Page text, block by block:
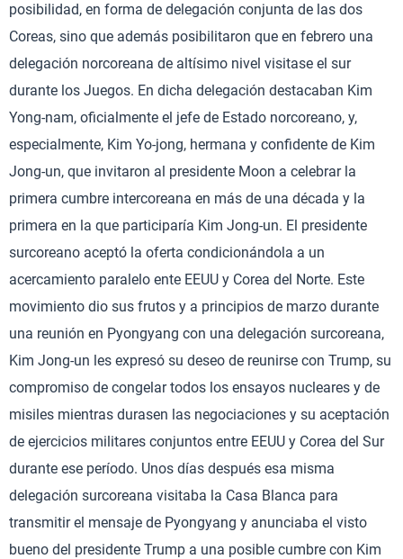
posibilidad, en forma de delegación conjunta de las dos
Coreas, sino que además posibilitaron que en febrero una
delegación norcoreana de altísimo nivel visitase el sur
durante los Juegos. En dicha delegación destacaban Kim
Yong-nam, oficialmente el jefe de Estado norcoreano, y,
especialmente, Kim Yo-jong, hermana y confidente de Kim
Jong-un, que invitaron al presidente Moon a celebrar la
primera cumbre intercoreana en más de una década y la
primera en la que participaría Kim Jong-un. El presidente
surcoreano aceptó la oferta condicionándola a un
acercamiento paralelo ente EEUU y Corea del Norte. Este
movimiento dio sus frutos y a principios de marzo durante
una reunión en Pyongyang con una delegación surcoreana,
Kim Jong-un les expresó su deseo de reunirse con Trump, su
compromiso de congelar todos los ensayos nucleares y de
misiles mientras durasen las negociaciones y su aceptación
de ejercicios militares conjuntos entre EEUU y Corea del Sur
durante ese período. Unos días después esa misma
delegación surcoreana visitaba la Casa Blanca para
transmitir el mensaje de Pyongyang y anunciaba el visto
bueno del presidente Trump a una posible cumbre con Kim